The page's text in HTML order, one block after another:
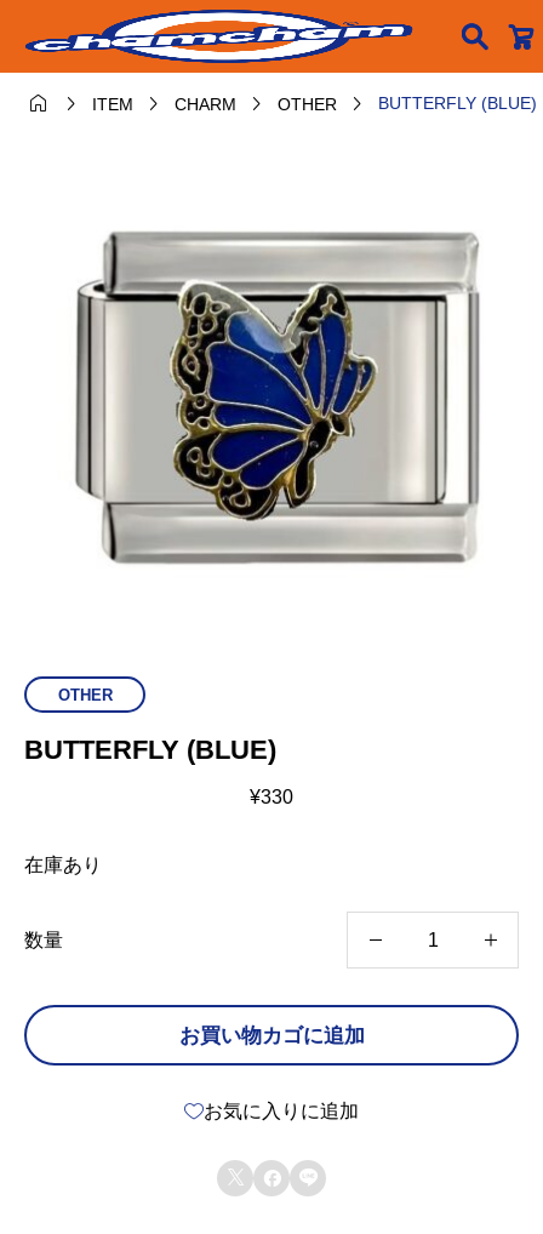

  ITEM  CHARM  OTHER  BUTTERFLY (BLUE)
OTHER
BUTTERFLY (BLUE)
¥330
在庫あり
数量
U
T
お買い物カゴに追加
お気に入りに追加
  